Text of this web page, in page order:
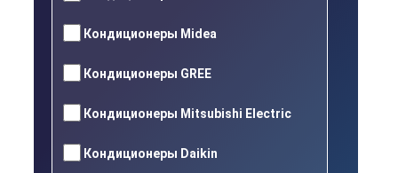
Кондиционеры Midea
Кондиционеры GREE
Кондиционеры Mitsubishi Electric
Кондиционеры Daikin